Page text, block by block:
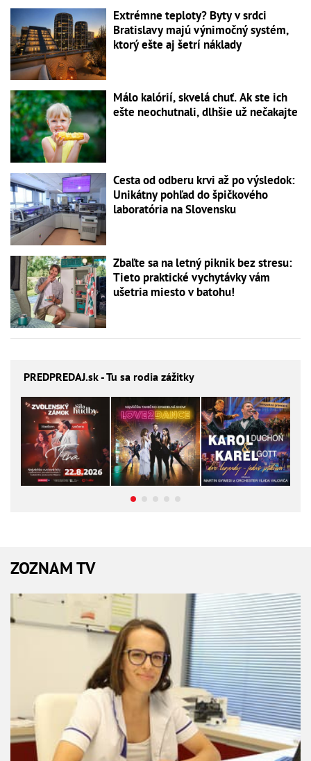
Extrémne teploty? Byty v srdci
Bratislavy majú výnimočný systém,
ktorý ešte aj šetrí náklady
Málo kalórií, skvelá chuť. Ak ste ich
ešte neochutnali, dlhšie už nečakajte
Cesta od odberu krvi až po výsledok:
Unikátny pohľad do špičkového
laboratória na Slovensku
Zbaľte sa na letný piknik bez stresu:
Tieto praktické vychytávky vám
ušetria miesto v batohu!
PREDPREDAJ.sk - Tu sa rodia zážitky
ZOZNAM TV